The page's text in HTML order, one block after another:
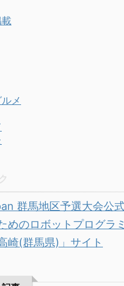
メ
群馬地区予選大会公
めのロボットプログラ
崎(群馬県)」サイト